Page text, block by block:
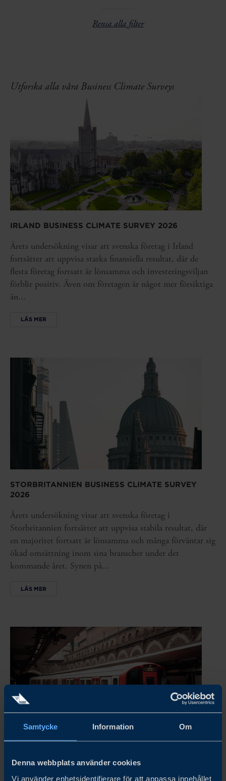
Samtycke Information Om
Denna webbplats använder cookies
Vi använder enhetsidentifierare för att anpassa innehållet
Rensa alla filter
Utforska alla våra Business Climate Surveys
IRLAND BUSINESS CLIMATE SURVEY 2026
Årets undersökning visar att svenska företag i Irland
fortsätter att uppvisa starka finansiella resultat, där de
flesta företag fortsatt är lönsamma och investeringsviljan
förblir positiv. Även om företagen är något mer försiktiga
än...
LÄS MER
STORBRITANNIEN BUSINESS CLIMATE SURVEY
2026
Årets undersökning visar att svenska företag i
Storbritannien fortsätter att uppvisa stabila resultat, där
en majoritet fortsatt är lönsamma och många förväntar sig
ökad omsättning inom sina branscher under det
kommande året. Synen på...
LÄS MER
2025